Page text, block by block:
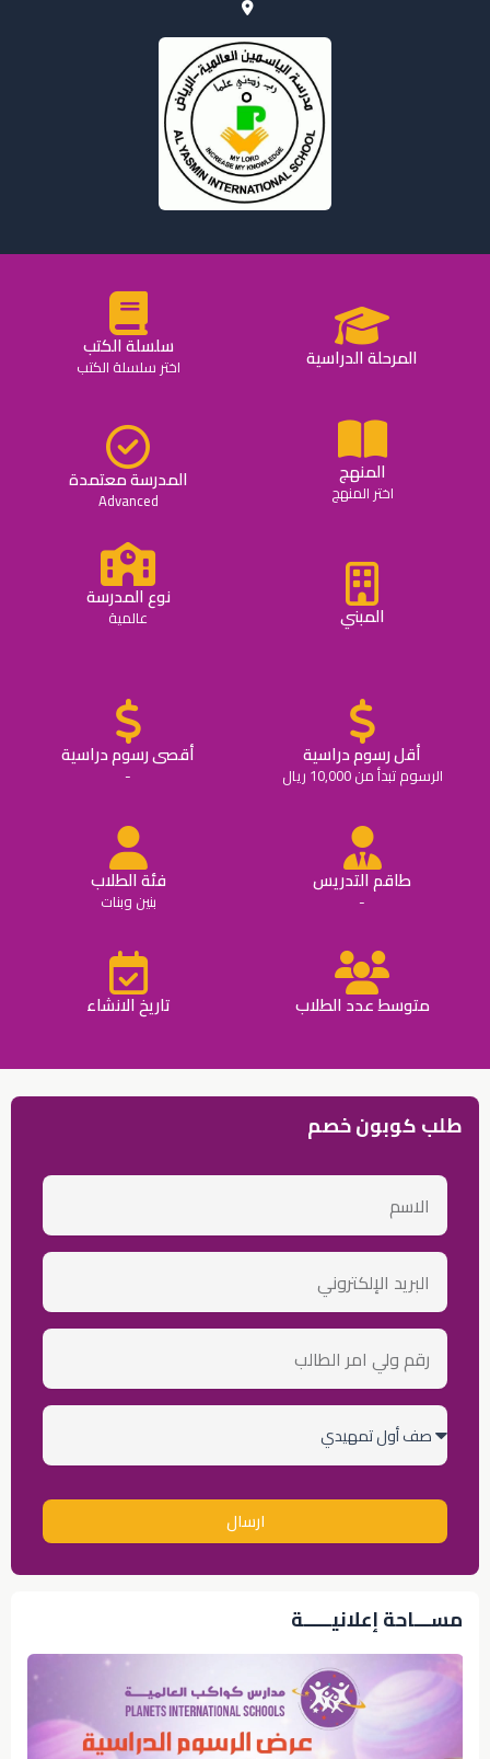
المرحلة الدراسية سلسلة الكتب
اختر سلسلة الكتب
المنهج
اختر المنهج المدرسة معتمدة
Advanced
المبني
نوع المدرسة
عالمية
أقل رسوم دراسية
الرسوم تبدأ من 10,000 ريال
أقصى رسوم دراسية
-
طاقم التدريس
-
فئة الطلاب
بنين وبنات
متوسط عدد الطلاب تاريخ الانشاء
طلب كوبون خصم
الاسم
email
رقم
ولي
أمر
الطالب
الصف
الدراسي
ارسال
مســـاحة إعلانيـــــة